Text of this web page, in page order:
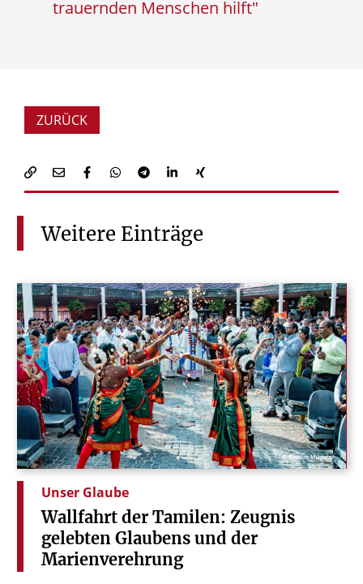
trauernden Menschen hilft"
ZURÜCK
Weitere Einträge
© Bistum Münster
Unser Glaube
Wallfahrt der Tamilen: Zeugnis
gelebten Glaubens und der
Marienverehrung